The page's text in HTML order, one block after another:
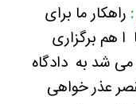
راهکار ما برای
هم برگزاری
شد به دادگاه
عذر خواهی